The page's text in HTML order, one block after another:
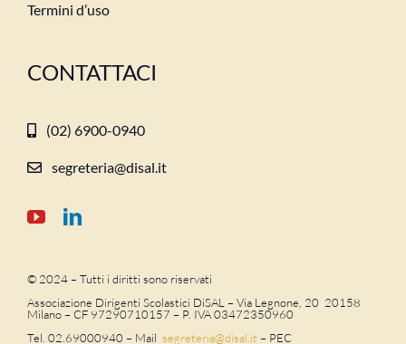
Termini d’uso
CONTATTACI
(02) 6900-0940
segreteria@disal.it
© 2024 – Tutti i diritti sono riservati
Associazione Dirigenti Scolastici DiSAL – Via Legnone, 20 20158
Milano – CF 97290710157 – P. IVA 03472350960
Tel. 02.69000940 – Mail segreteria@disal.it – PEC